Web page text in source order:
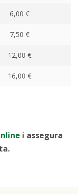
6,00 €
7,50 €
12,00 €
16,00 €
i assegura